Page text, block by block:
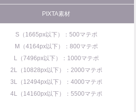
PIXTA素材
S（1665px以下）：500マテポ
M（4164px以下）：800マテポ
L（7496px以下）：1000マテポ
2L（10828px以下）：2000マテポ
3L（12494px以下）：4000マテポ
4L（14160px以下）：5500マテポ